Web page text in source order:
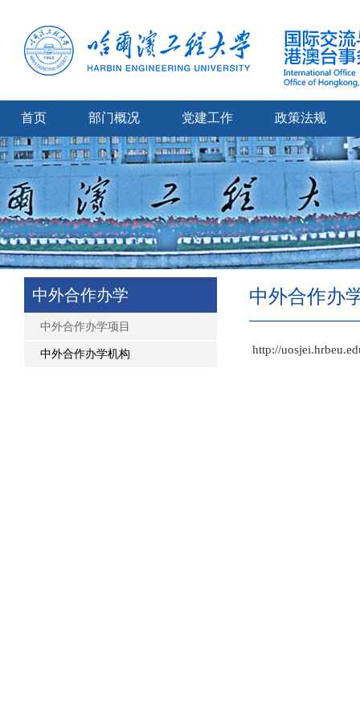
首页 部门概况 党建工作 政策法规
中外合作办学
中外合作办学项目
中外合作办学机构
中外合作办
http://